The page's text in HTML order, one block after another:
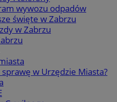
wywozu odpadów
święte w Zabrzu
w Zabrzu
sprawę w Urzędzie Miasta?